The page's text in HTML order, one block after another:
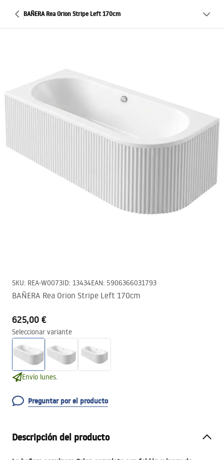
BAÑERA Rea Orion Stripe Left 170cm
SKU: REA-W0073ID: 13434EAN: 5906366031793
BAÑERA Rea Orion Stripe Left 170cm
625,00 €
Seleccionar variante
Envío lunes.
Preguntar por el producto
Descripción del producto